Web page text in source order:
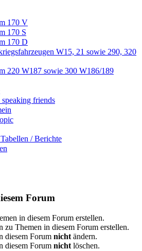
170 V
170 S
170 D
W15, 21 sowie 290, 320
220 W187 sowie 300 W186/189
friends
/ Berichte
Forum
in diesem Forum erstellen.
zu Themen in diesem Forum erstellen.
diesem Forum nicht ändern.
diesem Forum nicht löschen.